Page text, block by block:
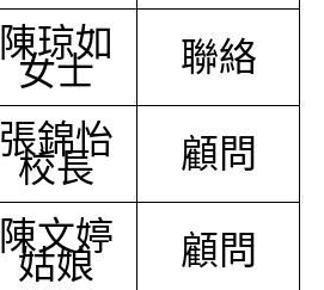
陳琼如
女士 聯絡
張錦怡
校長 顧問
陳文婷
姑娘 顧問